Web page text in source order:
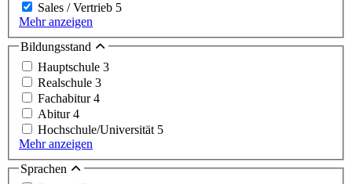
Sales / Vertrieb 5
Mehr anzeigen
Bildungsstand
Hauptschule 3
Realschule 3
Fachabitur4
Abitur4
Hochschule/Universität 5
Mehr anzeigen
Sprachen